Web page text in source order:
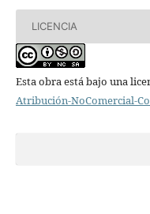
LICENCIA
Esta obra está bajo una
Atribución-NoComercial-